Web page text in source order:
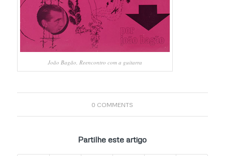
João Bagão, Reencontro com a guitarra
0 COMMENTS
Partilhe este artigo